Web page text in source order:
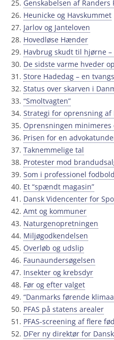
Genskabelsen af Randers
Heunicke og Havskummet
Jarlov og Janteloven
Hovedløse Hænder
Havbrug skudt til hjørne
De sidste varme hveder
Store Hadedag – en
Status over skarven i
“Smoltvagten”
Strategi for oprensning af
Oprensningen minimeres
Prisen for en
Taknemmelige tal
Protester mod
Som i professionel fodbold
Et “spændt magasin”
Dansk Videncenter for
Amt og kommuner
Naturgenopretningen
Miljøgodkendelsen
Overløb og udslip
Faunaundersøgelsen
Insekter og krebsdyr
Før og efter valget
“Danmarks førende
PFAS på statens arealer
PFAS-screening af flere
DF’er ny direktør for